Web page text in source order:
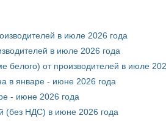
в июле 2026 года
в июле 2026 года
белого) от производителей в июле
в январе - июне 2026 года
- июне 2026 года
(без НДС) в июне 2026 года